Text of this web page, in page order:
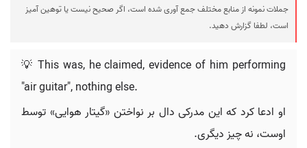
جملات نمونه از منابع مختلف جمع آوری شده است، اگر صحیح نیست یا توهین آمیز
است، لطفا گزارش دهید.
💡 This was, he claimed, evidence of him performing
"air guitar", nothing else.
او ادعا کرد که این مدرکی دال بر نواختن «گیتار هوایی» توسط
اوست، نه چیز دیگری.